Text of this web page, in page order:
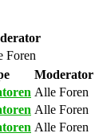
Foren
Moderator
Alle Foren
Alle Foren
Alle Foren